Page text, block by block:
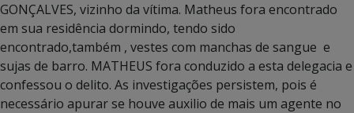
GONÇALVES, vizinho da vítima. Matheus fora encontrado
em sua residência dormindo, tendo sido
encontrado,também , vestes com manchas de sangue e
sujas de barro. MATHEUS fora conduzido a esta delegacia e
confessou o delito. As investigações persistem, pois é
necessário apurar se houve auxilio de mais um agente no